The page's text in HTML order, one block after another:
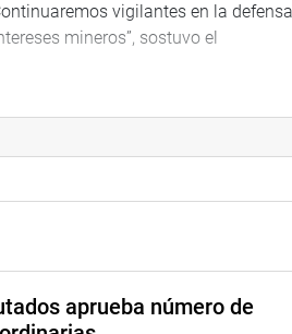
vigilantes en la
mineros”, sostuvo el
por la Comunidad Campesina
Paucará y vecinos de la zona.
en infraestructura y conexiones
cumplido ese plazo, retomará el
aprueba número de